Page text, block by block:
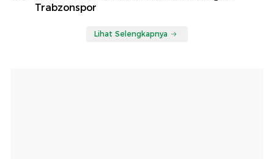
Trabzonspor
Lihat Selengkapnya